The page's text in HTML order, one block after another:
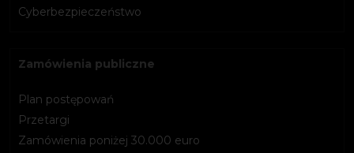
Cyberbezpieczeństwo
Zamówienia publiczne
Plan postępowań
Przetargi
Zamówienia poniżej 30.000 euro